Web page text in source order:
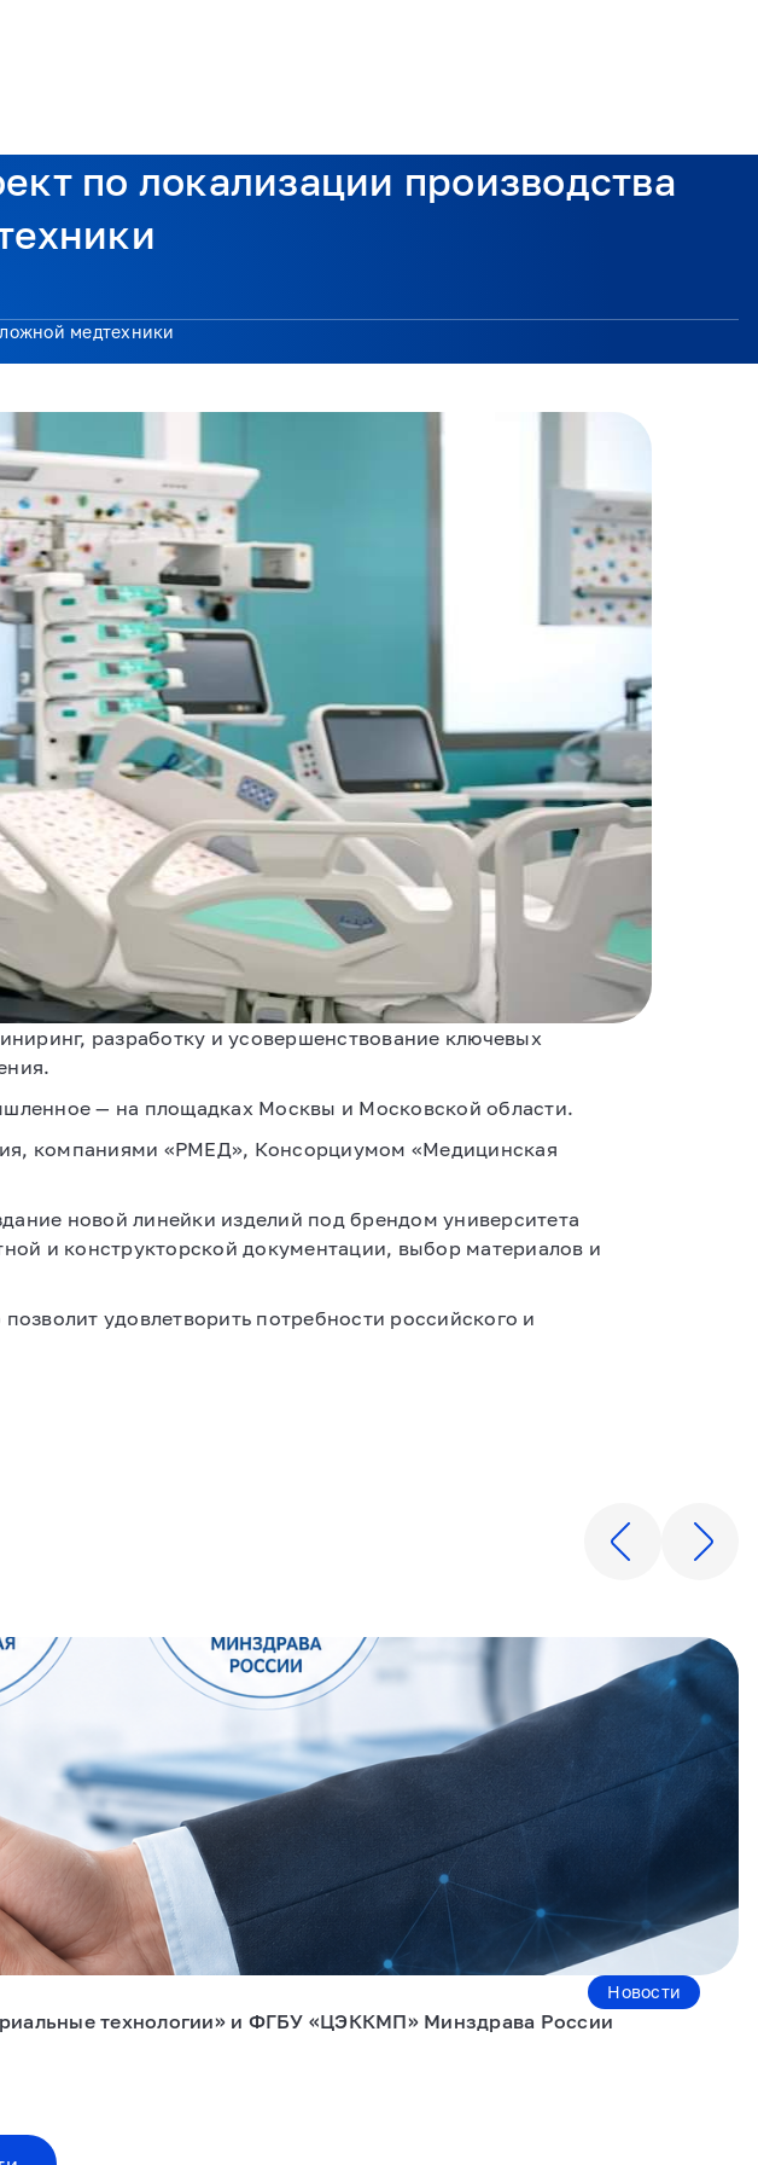
по локализации производства
медтехники
разработку и усовершенствование ключевых
— на площадках Москвы и Московской области.
компаниями «РМЕД», Консорциумом «Медицинская
новой линейки изделий под брендом университета
и конструкторской документации, выбор материалов и
удовлетворить потребности российского и
Новости
технологии» и ФГБУ «ЦЭККМП» Минздрава России